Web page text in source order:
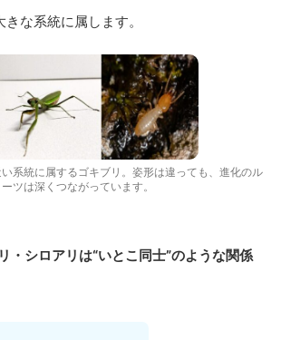
な系統に属します。
系統に属するゴキブリ。姿形は違っても、進化のル
ーツは深くつながっています。
・シロアリは“いとこ同士”のような関係